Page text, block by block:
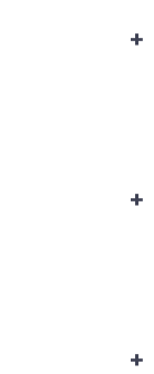
+
+
+